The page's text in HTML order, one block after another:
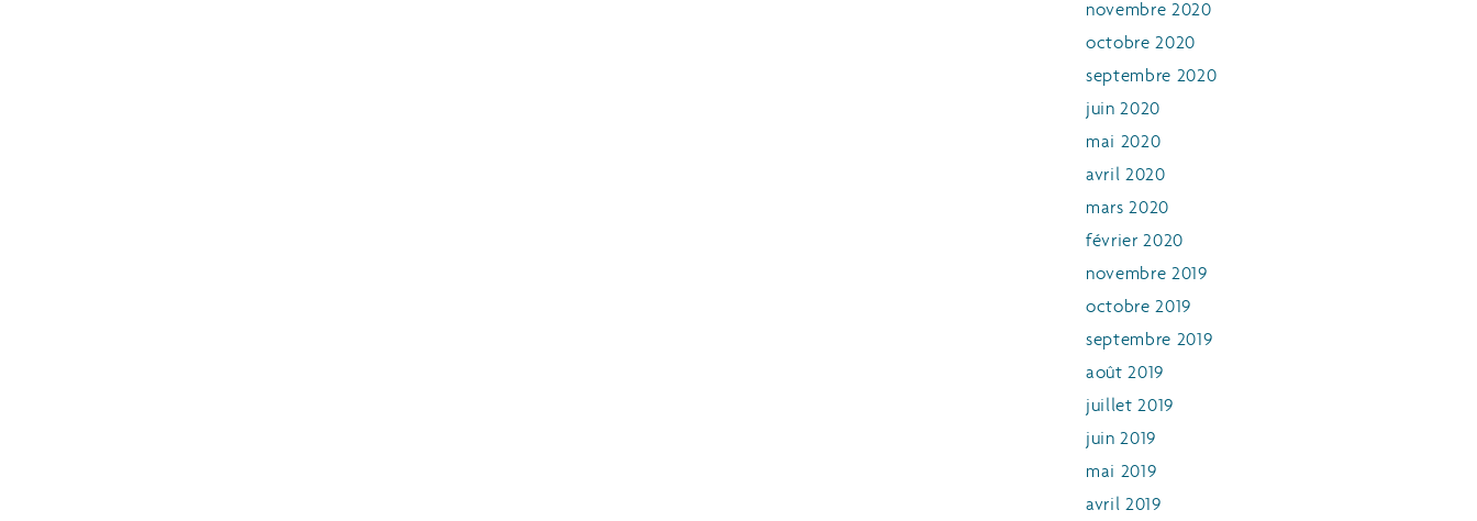
novembre 2020
octobre 2020
septembre 2020
juin 2020
mai 2020
avril 2020
mars 2020
février 2020
novembre 2019
octobre 2019
septembre 2019
août 2019
juillet 2019
juin 2019
mai 2019
avril 2019